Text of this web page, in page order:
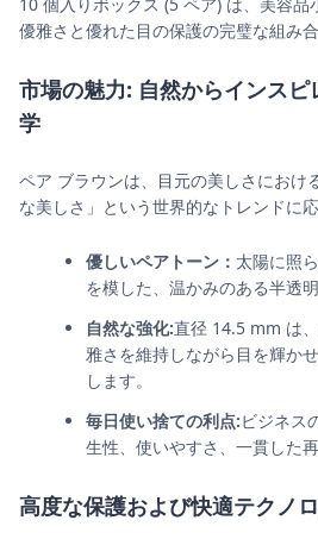
優雅さと優れた目の保護の完璧な組み
市場の魅力: 自然からインス
学
ペア ブラウンは、目元の美しさにおけ
な美しさ」という世界的なトレンドに応
優しいペアトーン： 太陽に照
を模した、温かみのある半透
自然な強化:直径 14.5 mm は
雅さを維持しながら目を輝か
します。
毎日使い捨ての利点:ビジネス
生性、使いやすさ、一貫した
高度な保護および快適テクノ